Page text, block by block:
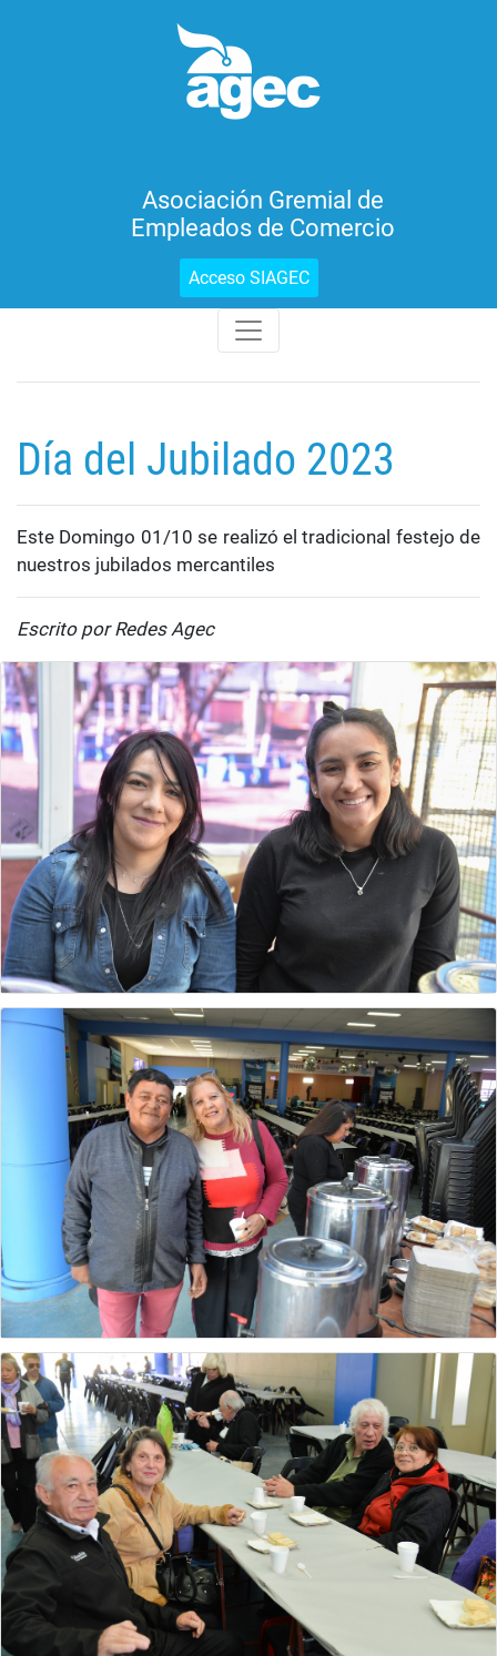
Asociación Gremial de
Empleados de Comercio
Acceso SIAGEC
Día del Jubilado 2023
Este Domingo 01/10 se realizó el tradicional festejo de
nuestros jubilados mercantiles
Escrito por Redes Agec